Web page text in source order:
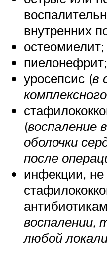
внутренних
остеомиелит;
пиелонефрит;
уросепсис (в
(воспаление
оболочки
после
инфекции,
воспалении,
любой